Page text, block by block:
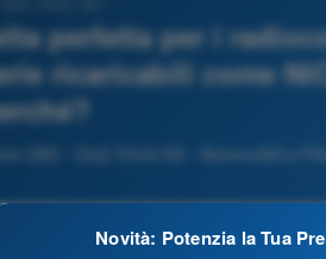
perfetta per i
ricaricabili come
UAS - Quiz Droni A2 - Aeromobili a
Novità: Potenzia la Tua